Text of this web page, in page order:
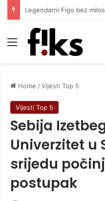
Menu
Home /Vijesti Top 5
Vijesti Top 5
Sebija
Univerzitet u
srijedu
postupak